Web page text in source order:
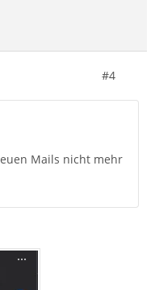
#4
Mails nicht mehr